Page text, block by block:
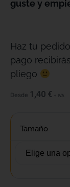
guste y
Haz tu
pago
pliego
Desde 1,40 € + IVA
Tamaño